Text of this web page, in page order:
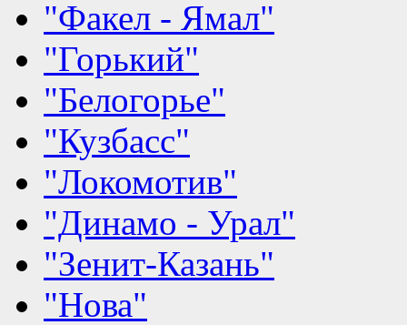
"Факел - Ямал"
"Горький"
"Белогорье"
"Кузбасс"
"Локомотив"
"Динамо - Урал"
"Зенит-Казань"
"Нова"